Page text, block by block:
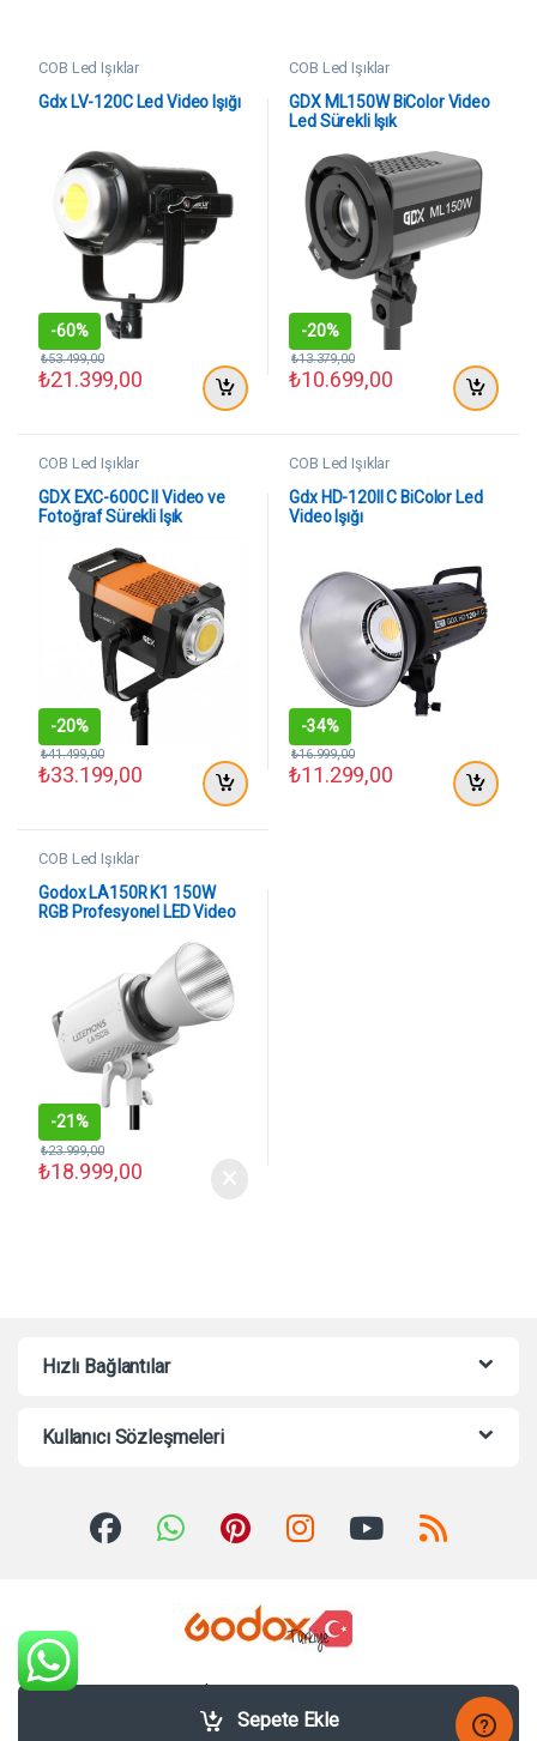
Sepete Ekle
COB Led Işıklar
Gdx LV-120C Led Video Işığı
-60%
₺21.399,00
₺53.499,00
COB Led Işıklar
GDX ML150W BiColor Video
Led Sürekli Işık
-20%
₺10.699,00
₺13.379,00
COB Led Işıklar
GDX EXC-600C II Video ve
Fotoğraf Sürekli Işık
-20%
₺33.199,00
₺41.499,00
COB Led Işıklar
Gdx HD-120II C BiColor Led
Video Işığı
-34%
₺11.299,00
₺16.999,00
COB Led Işıklar
Godox LA150R K1 150W
RGB Profesyonel LED Video
-21%
₺18.999,00
₺23.999,00
Hızlı Bağlantılar
Kullanıcı Sözleşmeleri
Sorularınız mı var? Bize 7/24
Whatsappdan Yazabilirsiniz!